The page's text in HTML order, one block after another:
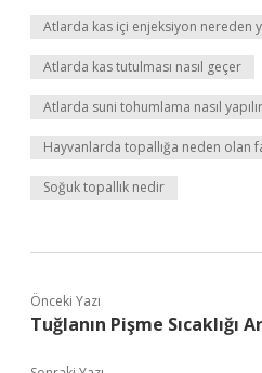
Atlarda kas içi enjeksiyon nereden
Atlarda kas tutulması nasıl geçer
Atlarda suni tohumlama nasıl yapılır
Hayvanlarda topallığa neden olan
Soğuk topallık nedir
Önceki Yazı
Tuğlanın Pişme Sıcaklığı